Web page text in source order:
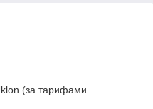
(за тарифами